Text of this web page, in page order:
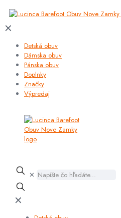
✕
Detská obuv
Dámska obuv
Pánska obuv
Doplnky
Značky
Výpredaj
✕
✕